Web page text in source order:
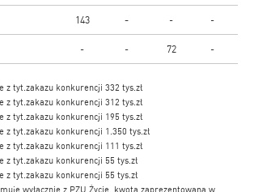
143 - - -
- - 72 -
z tyt.zakazu konkurencji 332 tys.zł
z tyt.zakazu konkurencji 312 tys.zł
z tyt.zakazu konkurencji 195 tys.zł
z tyt.zakazu konkurencji 1.350 tys.zł
z tyt.zakazu konkurencji 111 tys.zł
z tyt.zakazu konkurencji 55 tys.zł
z tyt.zakazu konkurencji 55 tys.zł
wyłącznie z PZU Życie, kwota zaprezentowana w